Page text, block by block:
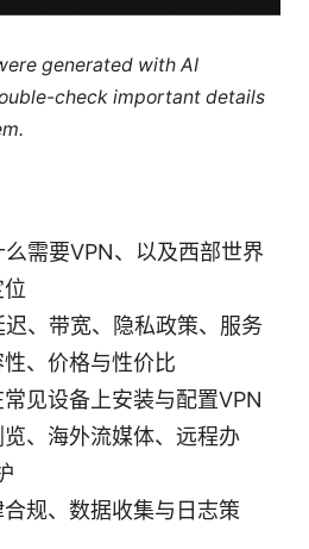
generated with AI
check important details
需要VPN、以及西部世界
、带宽、隐私政策、服务
、价格与性价比
见设备上安装与配置VPN
、海外流媒体、远程办
规、数据收集与日志策